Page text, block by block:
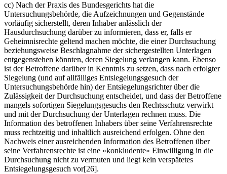
cc) Nach der Praxis des Bundesgerichts hat die
Untersuchungsbehörde, die Aufzeichnungen und Gegenstände
vorläufig sicherstellt, deren Inhaber anlässlich der
Hausdurchsuchung darüber zu informieren, dass er, falls er
Geheimnisrechte geltend machen möchte, die einer Durchsuchung
beziehungsweise Beschlagnahme der sichergestellten Unterlagen
entgegenstehen könnten, deren Siegelung verlangen kann. Ebenso
ist der Betroffene darüber in Kenntnis zu setzen, dass nach erfolgter
Siegelung (und auf allfälliges Entsiegelungsgesuch der
Untersuchungsbehörde hin) der Entsiegelungsrichter über die
Zulässigkeit der Durchsuchung entscheidet, und dass der Betroffene
mangels sofortigen Siegelungsgesuchs den Rechtsschutz verwirkt
und mit der Durchsuchung der Unterlagen rechnen muss. Die
Information des betroffenen Inhabers über seine Verfahrensrechte
muss rechtzeitig und inhaltlich ausreichend erfolgen. Ohne den
Nachweis einer ausreichenden Information des Betroffenen über
seine Verfahrensrechte ist eine «konkludente» Einwilligung in die
Durchsuchung nicht zu vermuten und liegt kein verspätetes
Entsiegelungsgesuch vor[26].